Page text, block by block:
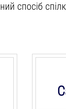
спосіб